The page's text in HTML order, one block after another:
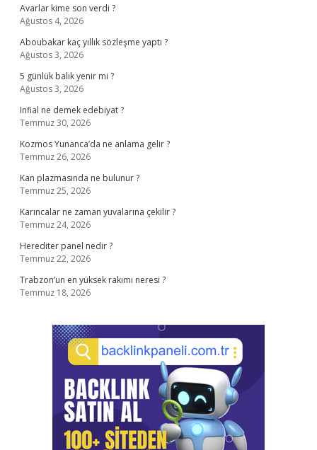
Avarlar kime son verdi ?
Ağustos 4, 2026
Aboubakar kaç yıllık sözleşme yaptı ?
Ağustos 3, 2026
5 günlük balık yenir mi ?
Ağustos 3, 2026
Infial ne demek edebiyat ?
Temmuz 30, 2026
Kozmos Yunanca’da ne anlama gelir ?
Temmuz 26, 2026
Kan plazmasında ne bulunur ?
Temmuz 25, 2026
Karıncalar ne zaman yuvalarına çekilir ?
Temmuz 24, 2026
Herediter panel nedir ?
Temmuz 22, 2026
Trabzon’un en yüksek rakımı neresi ?
Temmuz 18, 2026